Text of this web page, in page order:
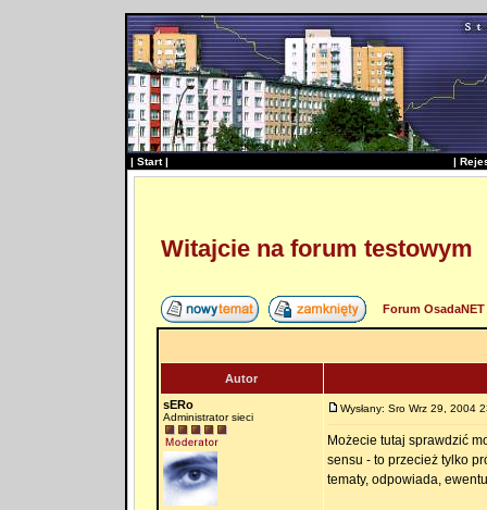
| Start| |
Witajcie na forum testowym
Forum
Autor
sERo
Administrator sieci
Wysłany: Sro Wrz 29, 2004
Możecie tutaj sprawdzić
sensu - to przecież tylko
tematy, odpowiada,